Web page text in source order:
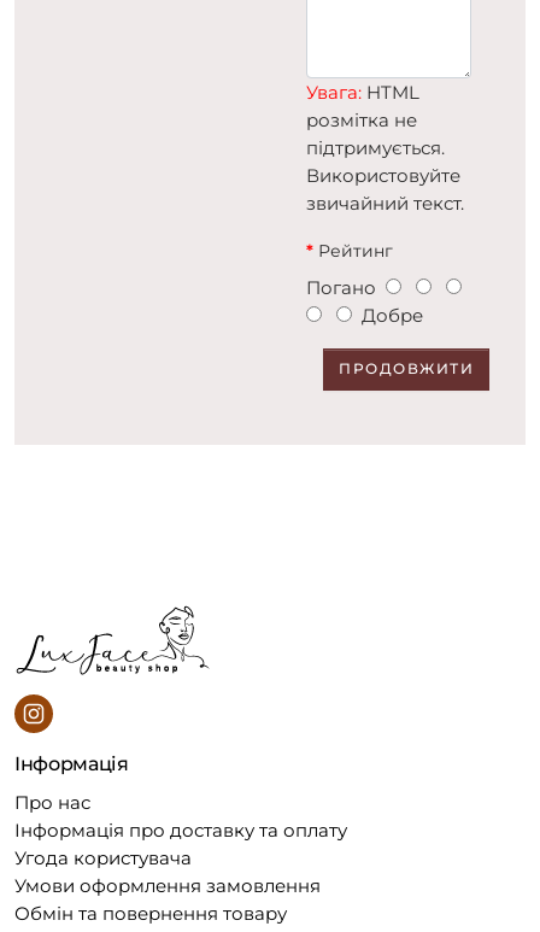
Увага: HTML
розмітка не
підтримується.
Використовуйте
звичайний текст.
Рейтинг
Погано
Добре
ПРОДОВЖИТИ
Інформація
Про нас
Інформація про доставку та оплату
Угода користувача
Умови оформлення замовлення
Обмін та повернення товару